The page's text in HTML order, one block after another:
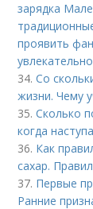
зарядка
проявить
34.Со
жизни. Чему
35.Сколько
когда
36. Как
сахар.
37. Первые
Ранние